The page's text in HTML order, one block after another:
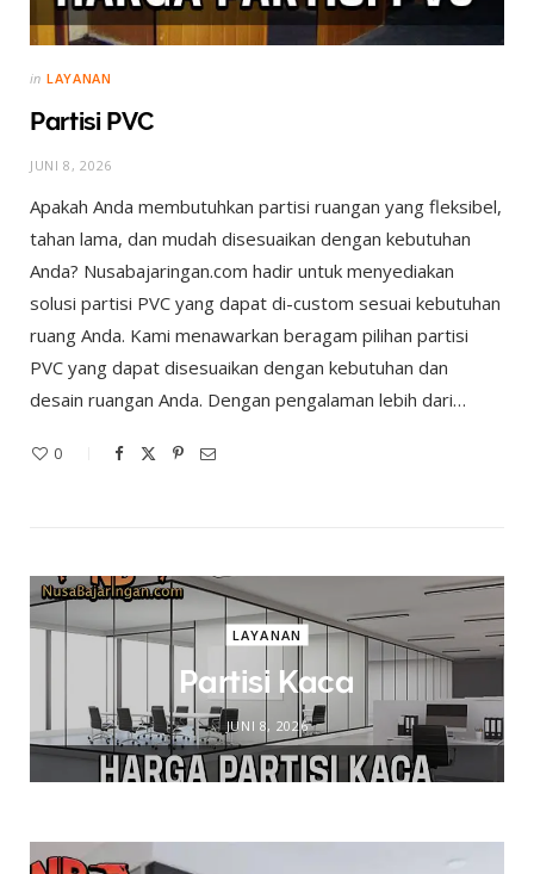
in LAYANAN
Partisi PVC
JUNI 8, 2026
Apakah Anda membutuhkan partisi ruangan yang fleksibel,
tahan lama, dan mudah disesuaikan dengan kebutuhan
Anda? Nusabajaringan.com hadir untuk menyediakan
solusi partisi PVC yang dapat di-custom sesuai kebutuhan
ruang Anda. Kami menawarkan beragam pilihan partisi
PVC yang dapat disesuaikan dengan kebutuhan dan
desain ruangan Anda. Dengan pengalaman lebih dari…
0
LAYANAN
Partisi Kaca
JUNI 8, 2026